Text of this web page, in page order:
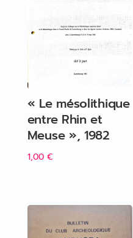
« Le mésolithique
entre Rhin et
Meuse », 1982
1,00 €